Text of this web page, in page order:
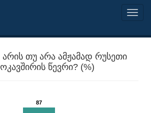
არის თუ არა ამჟამად რუსეთი
ევროკავშირის წევრი? (%)
87